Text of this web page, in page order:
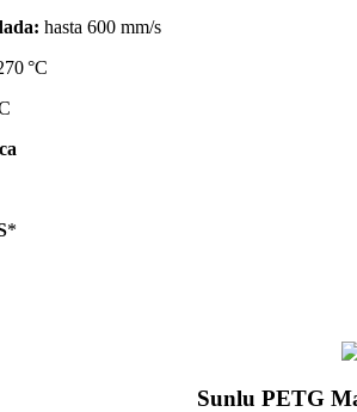
hasta 600 mm/s
°C
*
Sunlu PETG